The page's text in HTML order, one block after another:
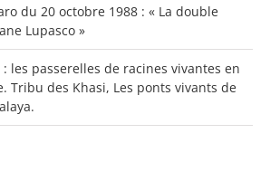
du 20 octobre 1988 : « La double
Lupasco »
les passerelles de racines vivantes en
Tribu des Khasi, Les ponts vivants de